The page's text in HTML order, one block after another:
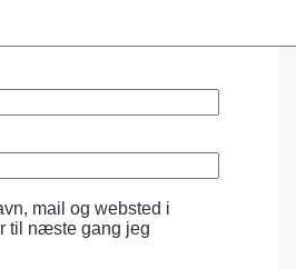
mail og websted i
til næste gang jeg